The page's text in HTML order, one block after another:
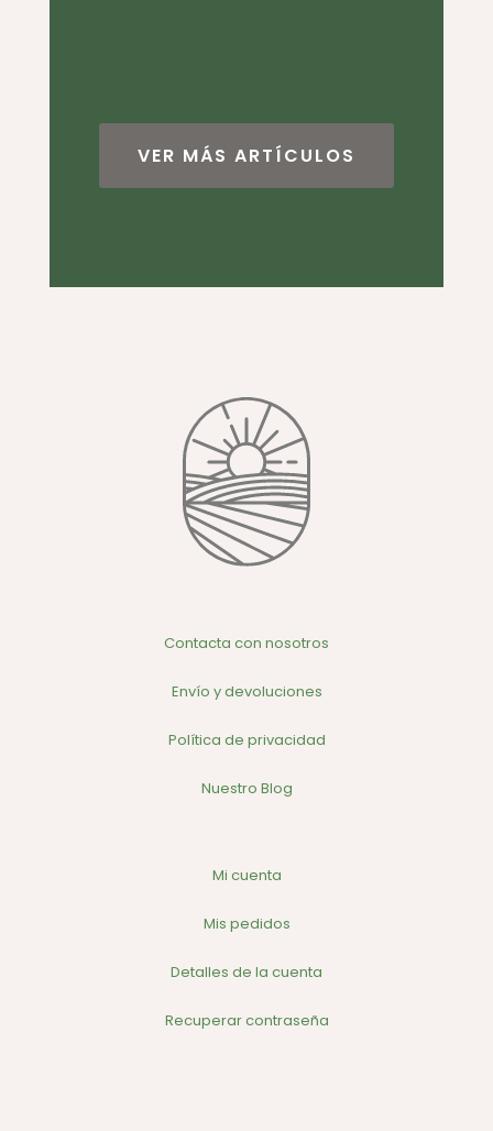
VER MÁS ARTÍCULOS
Contacta con nosotros
Envío y devoluciones
Política de privacidad
Nuestro Blog
Mi cuenta
Mis pedidos
Detalles de la cuenta
Recuperar contraseña